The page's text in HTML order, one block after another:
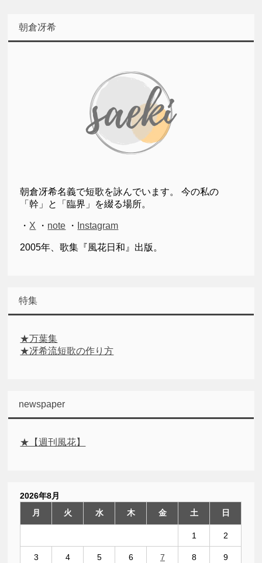
朝倉冴希
朝倉冴希名義で短歌を詠んでいます。 今の私の
「幹」と「臨界」を綴る場所。
・ X ・ note ・ Instagram
2005年、歌集『風花日和』出版。
特集
★万葉集
★冴希流短歌の作り方
newspaper
★【週刊風花】
2026年8月
月
火 水 木 金 土 日
1 2
3 4 5 6 7 8 9